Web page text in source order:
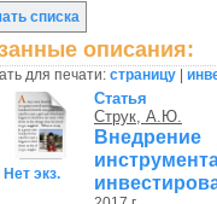
списка
описания:
для печати: страницу
Нет экз.
Статья
Струк, А.Ю.